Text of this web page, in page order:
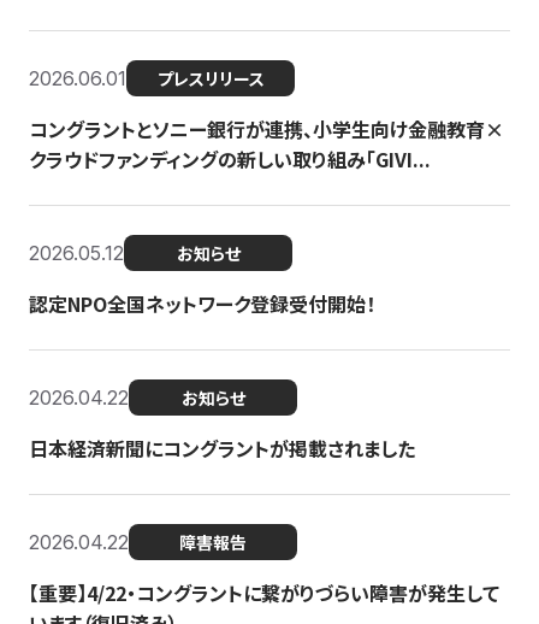
2026.06.01 プレスリリース
コングラントとソニー銀行が連携、小学生向け金融教育×
クラウドファンディングの新しい取り組み「GIVI...
2026.05.12 お知らせ
認定NPO全国ネットワーク登録受付開始！
2026.04.22 お知らせ
日本経済新聞にコングラントが掲載されました
2026.04.22 障害報告
【重要】4/22・コングラントに繋がりづらい障害が発生して